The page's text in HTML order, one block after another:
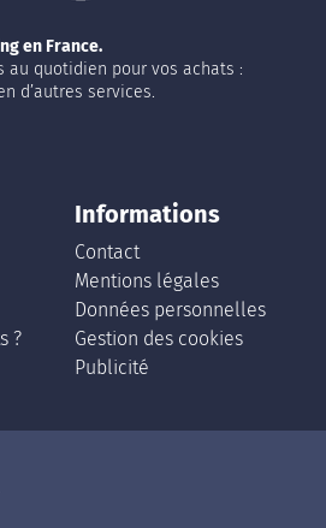
en France.
au quotidien pour vos achats :
d’autres services.
?
Informations
Contact
Mentions légales
Données personnelles
Gestion des cookies
Publicité